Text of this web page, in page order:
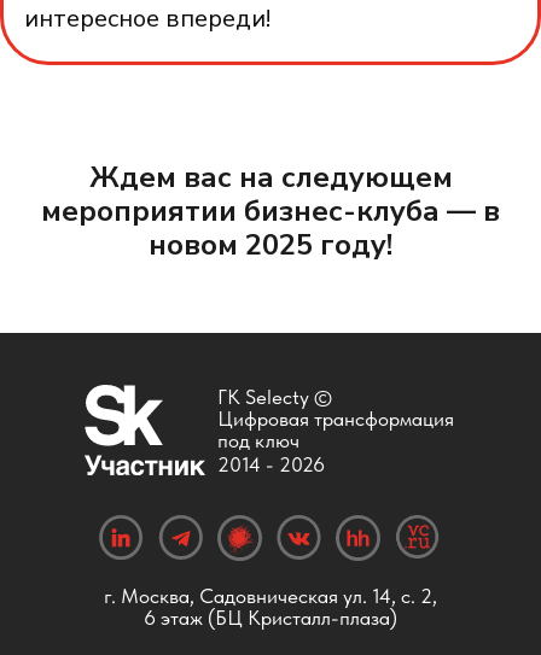
интересное впереди!
Ждем вас на следующем
мероприятии бизнес-клуба — в
новом 2025 году!
ГК Selecty ©
Цифровая трансформация
под ключ
г. Москва, Садовническая ул. 14, с. 2,
6 этаж (БЦ Кристалл-плаза)
2014 - 2026